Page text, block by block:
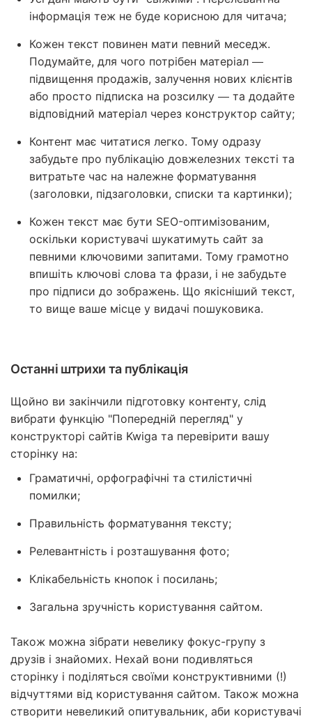
інформація теж не буде корисною для читача;
Кожен текст повинен мати певний меседж.
Подумайте, для чого потрібен матеріал —
підвищення продажів, залучення нових клієнтів
або просто підписка на розсилку — та додайте
відповідний матеріал через конструктор сайту;
Контент має читатися легко. Тому одразу
забудьте про публікацію довжелезних тексті та
витратьте час на належне форматування
(заголовки, підзаголовки, списки та картинки);
Кожен текст має бути SEO-оптимізованим,
оскільки користувачі шукатимуть сайт за
певними ключовими запитами. Тому грамотно
впишіть ключові слова та фрази, і не забудьте
про підписи до зображень. Що якісніший текст,
то вище ваше місце у видачі пошуковика.
Останні штрихи та публікація
Щойно ви закінчили підготовку контенту, слід
вибрати функцію "Попередній перегляд" у
конструкторі сайтів Kwiga та перевірити вашу
сторінку на:
Граматичні, орфографічні та стилістичні
помилки;
Правильність форматування тексту;
Релевантність і розташування фото;
Клікабельність кнопок і посилань;
Загальна зручність користування сайтом.
Також можна зібрати невелику фокус-групу з
друзів і знайомих. Нехай вони подивляться
сторінку і поділяться своїми конструктивними (!)
відчуттями від користування сайтом. Також можна
створити невеликий опитувальник, аби користувачі